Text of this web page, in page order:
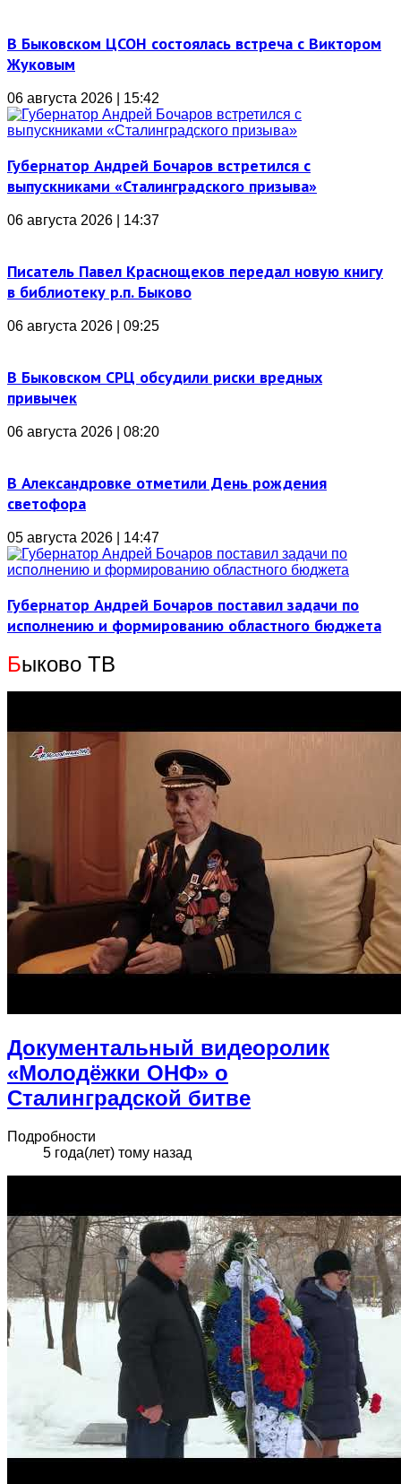
В Быковском ЦСОН состоялась встреча с Виктором
Жуковым
06 августа 2026 | 15:42
Губернатор Андрей Бочаров встретился с
выпускниками «Сталинградского призыва»
06 августа 2026 | 14:37
Писатель Павел Краснощеков передал новую книгу
в библиотеку р.п. Быково
06 августа 2026 | 09:25
В Быковском СРЦ обсудили риски вредных
привычек
06 августа 2026 | 08:20
В Александровке отметили День рождения
светофора
05 августа 2026 | 14:47
Губернатор Андрей Бочаров поставил задачи по
исполнению и формированию областного бюджета
Быково ТВ
Документальный видеоролик
«Молодёжки ОНФ» о
Сталинградской битве
Подробности
5 года(лет) тому назад